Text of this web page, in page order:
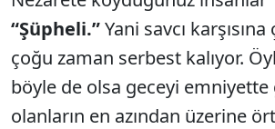
“Şüpheli.”Yani savcı karşısına
çoğu zaman serbest kalıyor.
böyle de olsa geceyi emniyette
olanların en azından üzerine